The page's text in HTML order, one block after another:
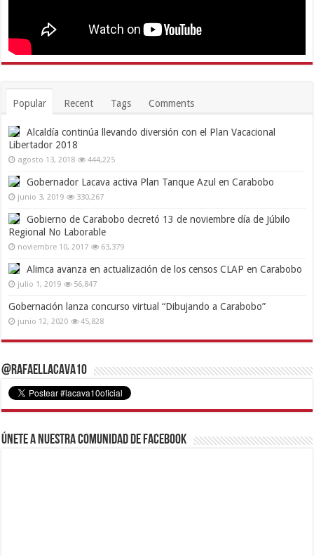
Popular Recent Tags Comments
Alcaldía continúa llevando diversión con el Plan Vacacional
Libertador 2018
agosto 13, 2018 444,225
Gobernador Lacava activa Plan Tanque Azul en Carabobo
junio 3, 2019 330,267
Gobierno de Carabobo decretó 13 de noviembre día de Júbilo
Regional No Laborable
noviembre 10, 2017 63,379
Alimca avanza en actualización de los censos CLAP en Carabobo
julio 1, 2019 56,847
Gobernación lanza concurso virtual “Dibujando a Carabobo”
junio 12, 2020 45,828
@RafaelLacava10
Únete a nuestra comunidad de Facebook